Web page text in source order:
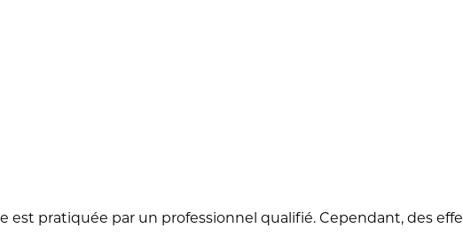
est pratiquée par un professionnel qualifié. Cependant, des